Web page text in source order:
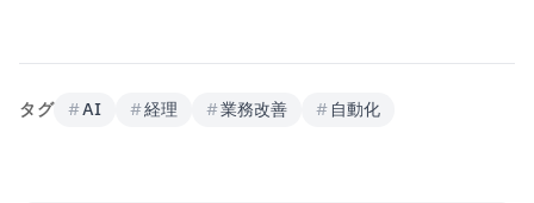
タグ #AI #経理 #業務改善 #自動化